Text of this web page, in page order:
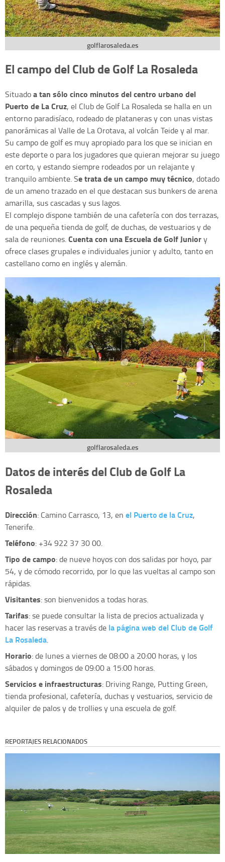
golflarosaleda.es
El campo del Club de Golf La Rosaleda
Situadoa tan sólo cinco minutos del centro urbano del
Puerto de La Cruz, el Club de Golf La Rosaleda se halla en un
entorno paradisíaco, rodeado de plataneras y con unas vistas
panorámicas al Valle de La Orotava, al volcán Teide y al mar.
Su campo de golf es muy apropiado para los que se inician en
este deporte o para los jugadores que quieran mejorar su juego
en corto, y estando siempre rodeados por un relajante y
tranquilo ambiente. Se trata de un campo muy técnico, dotado
de un ameno trazado en el que destacan sus bunkers de arena
amarilla, sus cascadas y sus lagos.
El complejo dispone también de una cafetería con dos terrazas,
de una pequeña tienda de golf, de duchas, de vestuarios y de
sala de reuniones.Cuenta con una Escuela de Golf Juniory
ofrece clases grupales e individuales junior y adulto, tanto en
castellano como en inglés y alemán.
golflarosaleda.es
Datos de interés del Club de Golf La
Rosaleda
Dirección: Camino Carrasco, 13, en el Puerto de la Cruz,
Tenerife.
Teléfono: +34 922 37 30 00.
Tipo de campo: de nueve hoyos con dos salidas por hoyo, par
54, y de cómodo recorrido, por lo que las vueltas al campo son
rápidas.
Visitantes: son bienvenidos a todas horas.
Tarifas: se puede consultar la lista de precios actualizada y
hacer las reservas a través de la página web del Club de Golf
La Rosaleda.
Horario: de lunes a viernes de 08:00 a 20:00 horas, y los
sábados y domingos de 09:00 a 15:00 horas.
Servicios e infraestructuras: Driving Range, Putting Green,
tienda profesional, cafetería, duchas y vestuarios, servicio de
alquiler de palos y de trollies y una escuela de golf.
REPORTAJES RELACIONADOS